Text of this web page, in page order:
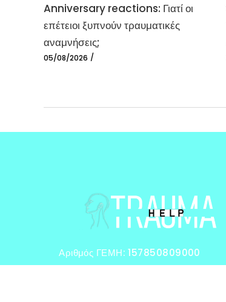
Anniversary reactions: Γιατί οι
επέτειοι ξυπνούν τραυματικές
αναμνήσεις;
05/08/2026
Αριθμός ΓΕΜΗ: 157850809000